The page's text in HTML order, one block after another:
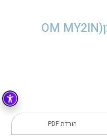
| זמינות
בישראל בשיווק
ב7 תחומים:
ואלקטרוניקה
לכל מוצרי היצרן
לכל מוצרי היצרן
ממסר DPDT לד + לחצן(OM MY2IN
הורדת PDF